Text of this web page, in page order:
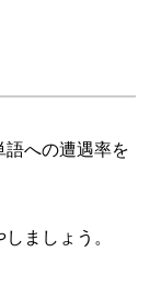
語への遭遇率を
ましょう。